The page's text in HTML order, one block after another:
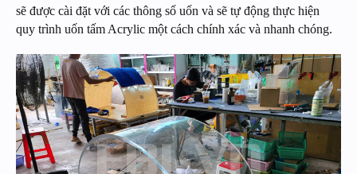
sẽ được cài đặt với các thông số uốn và sẽ tự động thực hiện
quy trình uốn tấm Acrylic một cách chính xác và nhanh chóng.